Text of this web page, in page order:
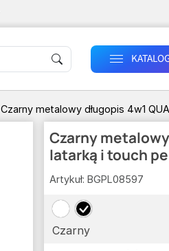
Czarny metalowy długopis 4w1
Czarny metalowy
latarką i touch
Artykuł: BGPL08597
Czarny